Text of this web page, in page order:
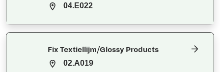
04.E022
Fix Textiellijm/Glossy Products
02.A019